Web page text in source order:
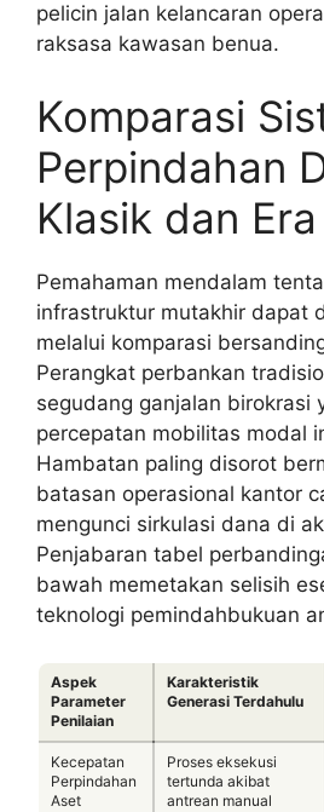
pelicin jalan kelancaran
raksasa kawasan benua.
Komparasi
Perpindahan
Klasik dan
Pemahaman mendalam
infrastruktur mutakhir dapat
melalui komparasi
Perangkat perbankan
segudang ganjalan birokrasi
percepatan mobilitas modal
Hambatan paling disorot
batasan operasional kantor
mengunci sirkulasi dana di
Penjabaran tabel
bawah memetakan selisih
teknologi pemindahbukuan
Aspek
Parameter
Penilaian
Karakteristik
Generasi Terdahulu
Kecepatan
Perpindahan
Aset
Proses eksekusi
tertunda akibat
antrean manual